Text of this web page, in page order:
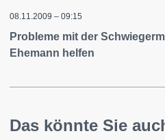
08.11.2009 – 09:15
Probleme mit der
Ehemann helfen
Das könnte Sie